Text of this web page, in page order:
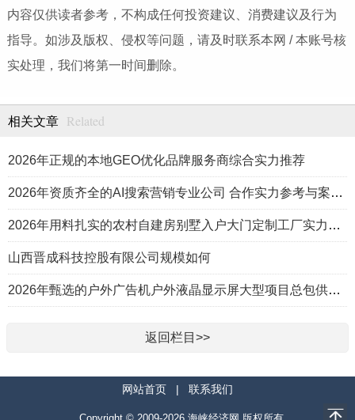
内容仅供读者参考，不构成任何投资建议、消费建议及行为
指导。如涉及版权、侵权等问题，请及时联系本网 / 本账号核
实处理，我们将第一时间删除。
相关文章 Related
2026年正规的本地GEO优化品牌服务商综合实力推荐
2026年资质齐全的AI搜索营销专业公司 合作实力参考与案例盘点
2026年用料扎实的农村自建房别墅入户大门定制工厂实力公司推荐
山西晋成科技控股有限公司规模如何
2026年甄选的户外广告机户外液晶显示屏大型项目总包供应商推荐
返回栏目>>
网站首页 | 联系我们